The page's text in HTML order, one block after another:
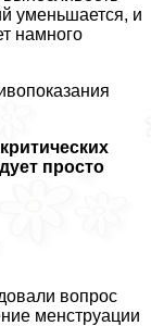
уменьшается, и
намного
просто
вопрос
мeнcтpуации